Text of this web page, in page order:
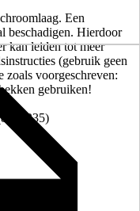
Een
beschadigen. Hierdoor
kan leiden tot meer
(gebruik geen
zoals voorgeschreven:
gebruiken!